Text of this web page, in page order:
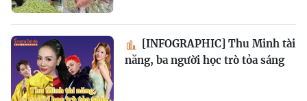
[INFOGRAPHIC] Thu Minh tài
năng, ba người học trò tỏa sáng